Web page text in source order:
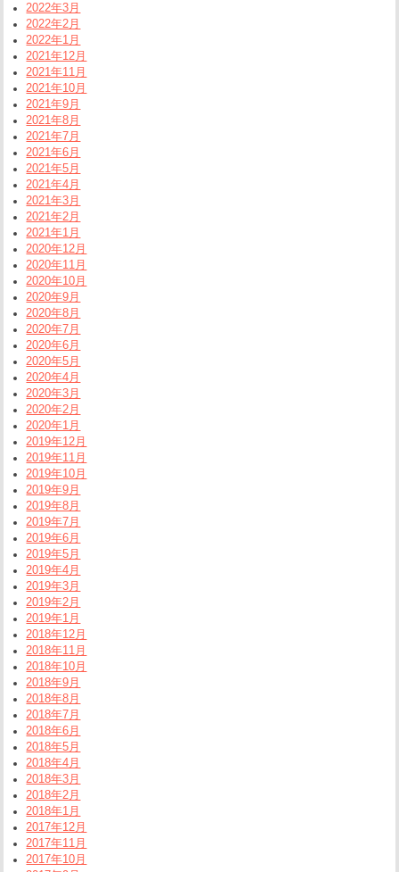
2022年3月
2022年2月
2022年1月
2021年12月
2021年11月
2021年10月
2021年9月
2021年8月
2021年7月
2021年6月
2021年5月
2021年4月
2021年3月
2021年2月
2021年1月
2020年12月
2020年11月
2020年10月
2020年9月
2020年8月
2020年7月
2020年6月
2020年5月
2020年4月
2020年3月
2020年2月
2020年1月
2019年12月
2019年11月
2019年10月
2019年9月
2019年8月
2019年7月
2019年6月
2019年5月
2019年4月
2019年3月
2019年2月
2019年1月
2018年12月
2018年11月
2018年10月
2018年9月
2018年8月
2018年7月
2018年6月
2018年5月
2018年4月
2018年3月
2018年2月
2018年1月
2017年12月
2017年11月
2017年10月